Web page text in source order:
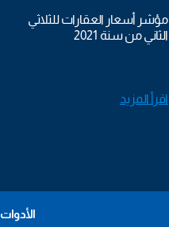
مؤشر أسعار العقارات للثلاثي
الثاني من سنة 2021
اقرأ المزيد
الأدوات